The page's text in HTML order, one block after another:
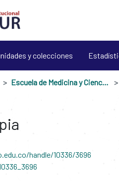
y colecciones
Escuela de Medicina y Ciencias de la Salud
handle/10336/3696